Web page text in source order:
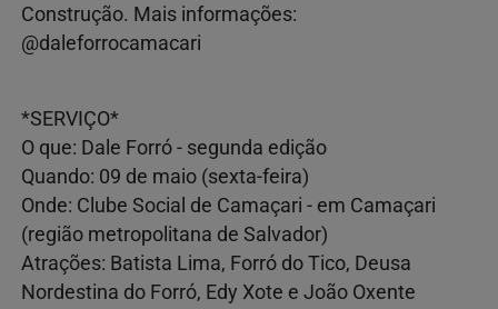
Construção. Mais informações:
@daleforrocamacari
*SERVIÇO*
O que: Dale Forró - segunda edição
Quando: 09 de maio (sexta-feira)
Onde: Clube Social de Camaçari - em Camaçari
(região metropolitana de Salvador)
Atrações: Batista Lima, Forró do Tico, Deusa
Nordestina do Forró, Edy Xote e João Oxente